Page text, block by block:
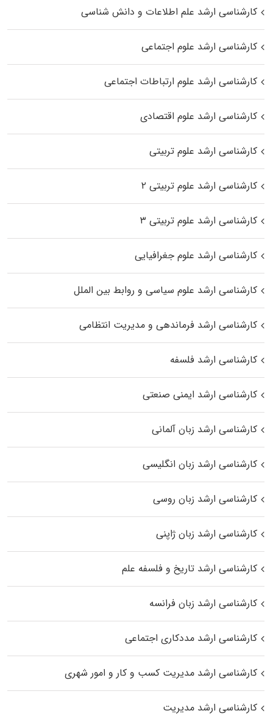
کارشناسی ارشد علم اطلاعات و دانش شناسی
کارشناسی ارشد علوم اجتماعی
کارشناسی ارشد علوم ارتباطات اجتماعی
کارشناسی ارشد علوم اقتصادی
کارشناسی ارشد علوم تربیتی
کارشناسی ارشد علوم تربیتی ۲
کارشناسی ارشد علوم تربیتی ۳
کارشناسی ارشد علوم جغرافیایی
کارشناسی ارشد علوم سیاسی و روابط بین الملل
کارشناسی ارشد فرماندهی و مدیریت انتظامی
کارشناسی ارشد فلسفه
کارشناسی ارشد ایمنی صنعتی
کارشناسی ارشد زبان آلمانی
کارشناسی ارشد زبان انگلیسی
کارشناسی ارشد زبان روسی
کارشناسی ارشد زبان ژاپنی
کارشناسی ارشد تاریخ و فلسفه علم
کارشناسی ارشد زبان فرانسه
کارشناسی ارشد مددکاری اجتماعی
کارشناسی ارشد مدیریت کسب و کار و امور شهری
کارشناسی ارشد مدیریت